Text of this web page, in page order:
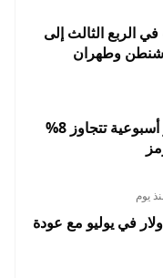
الربع الثالث إلى
النفط يتحول للانخفاض ويتجه لخسائر أسبوعية تتجاوز 8%
يوم
3 مليارات دولار في يوليو مع عودة